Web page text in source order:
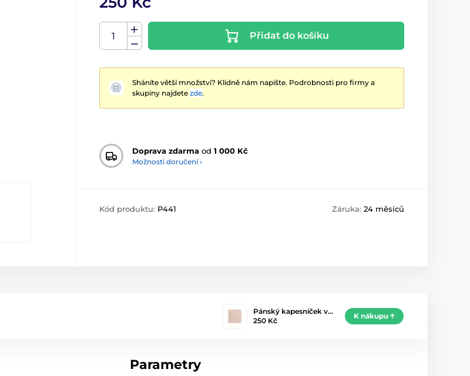
Přidat do košíku
Sháníte větší množství? Klidně nám napište. Podrobnosti pro firmy a
skupiny najdete zde.
Doprava zdarma od 1 000 Kč
Možnosti doručení ›
Kód produktu: P441 Záruka: 24 měsíců
Pánský kapesníček v…
250 Kč
K nákupu
Parametry